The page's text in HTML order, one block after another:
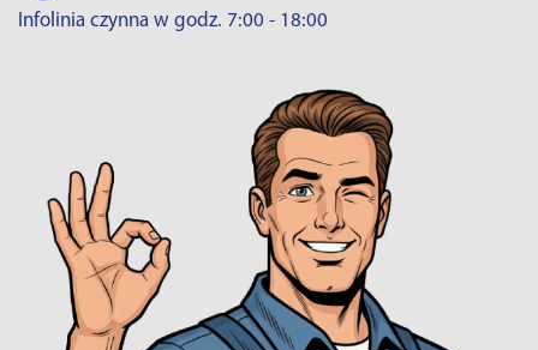
Infolinia czynna w godz. 7:00 - 18:00